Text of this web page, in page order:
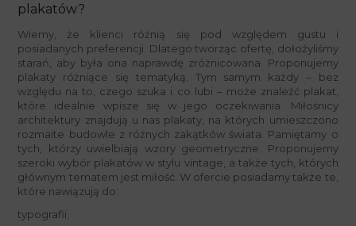
plakatów?
Wiemy, że klienci różnią się pod względem gustu i
posiadanych preferencji. Dlatego tworząc ofertę, dołożyliśmy
starań, aby była ona naprawdę zróżnicowana. Proponujemy
plakaty różniące się tematyką. Tym samym każdy – bez
względu na to, czego szuka i co lubi – może znaleźć plakat,
które idealnie wpisze się w jego oczekiwania. Miłośnicy
architektury znajdują u nas plakaty, na których umieszczono
rozmaite budowle z różnych zakątków świata. Pamiętamy o
tych, którzy uwielbiają wzory geometryczne. Proponujemy
szeroki wybór plakatów w stylu vintage, a także tych, których
głównym tematem jest miłość. W ofercie posiadamy także te,
które nawiązują do:
typografii;